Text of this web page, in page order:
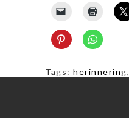
Tags: herinnering,